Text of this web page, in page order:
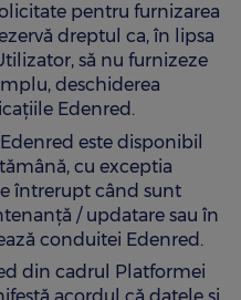
pentru furnizarea
dreptul ca, în lipsa
să nu furnizeze
deschiderea
Edenred.
este disponibil
cu exceptia
întrerupt când sunt
/ updatare sau în
conduitei Edenred.
din cadrul Platformei